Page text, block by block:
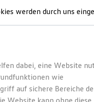
Gebrauchtwagen
Leasing
werden durch uns
dabei, eine Website
wie
auf sichere Bereiche
Website kann ohne diese